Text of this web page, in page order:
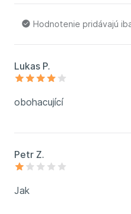
Hodnotenie pridávajú
Lukas P.
obohacující
Petr Z.
Jak